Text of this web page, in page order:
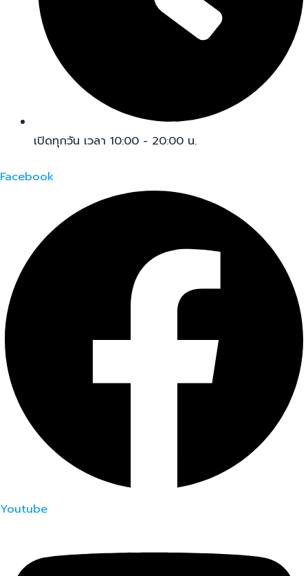
เปิดทุกวัน เวลา 10:00 - 20:00 น.
Facebook
Youtube